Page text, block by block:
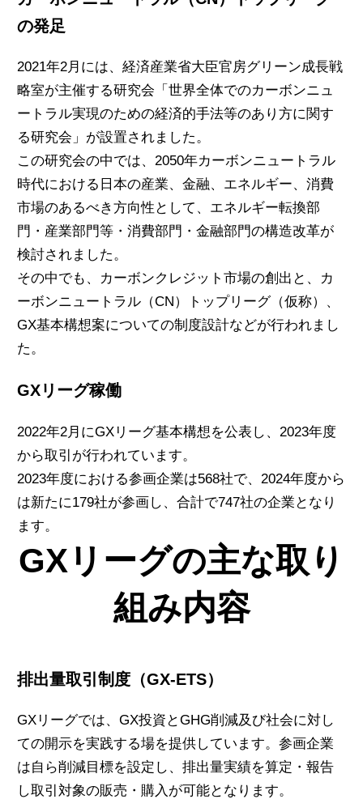
の発足
2021年2月には、経済産業省大臣官房グリーン成長戦
略室が主催する研究会「世界全体でのカーボンニュ
ートラル実現のための経済的手法等のあり方に関す
る研究会」が設置されました。
この研究会の中では、2050年カーボンニュートラル
時代における日本の産業、金融、エネルギー、消費
市場のあるべき方向性として、エネルギー転換部
門・産業部門等・消費部門・金融部門の構造改革が
検討されました。
その中でも、
カーボンクレジット市場の創出と、カ
ーボンニュートラル（CN）トップリーグ（仮称）、
GX基本構想案についての制度設計などが行われまし
た。
GXリーグ稼働
2022年2月にGXリーグ基本構想を公表し、2023年度
から取引が行われています。
2023年度における参画企業は568社で、2024年度から
は新たに179社が参画し、合計で747社の企業となり
ます。
GXリーグの主な取り
組み内容
排出量取引制度（GX-ETS）
GXリーグでは、GX投資とGHG削減及び社会に対し
ての開示を実践する場を提供しています。 参画企業
は自ら削減目標を設定し、排出量実績を算定・報告
し取引対象の販売・購入が可能となります。